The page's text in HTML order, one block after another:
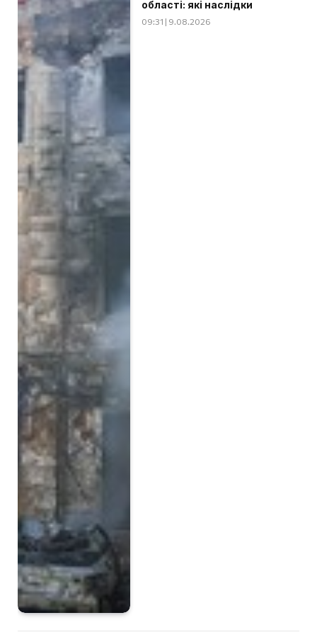
області: які наслідки
09:31 | 9.08.2026